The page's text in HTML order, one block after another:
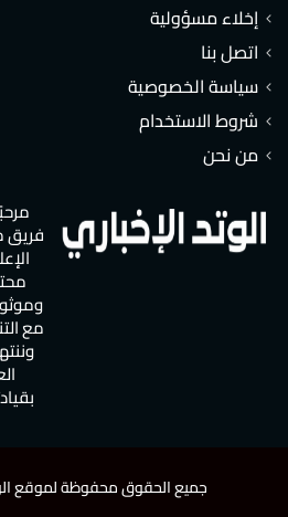
إخلاء مسؤولية
اتصل بنا
سياسة الخصوصية
شروط الاستخدام
من نحن
فريق
مع
جميع الحقوق محفوظة لموقع الوتد